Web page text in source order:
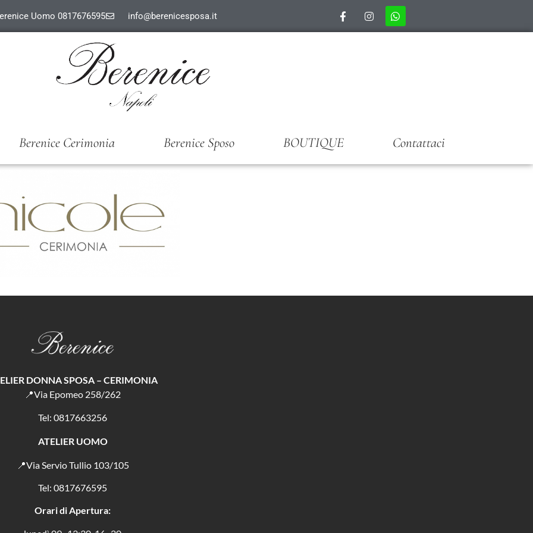
Uomo 0817676595 info@berenicesposa.it
Berenice Cerimonia Berenice Sposo BOUTIQUE Contattaci
DONNA SPOSA – CERIMONIA
📍Via Epomeo 258/262
Tel: 0817663256
ATELIER UOMO
📍Via Servio Tullio 103/105
Tel: 0817676595
Orari di Apertura: